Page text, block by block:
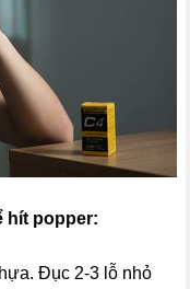
hít popper:
Đục 2-3 lỗ nhỏ